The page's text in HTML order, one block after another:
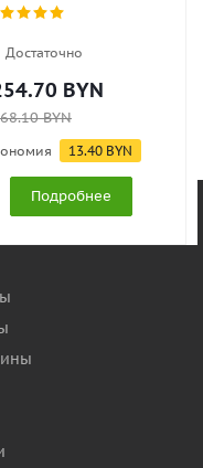
Достаточно
BYN
BYN
13.40 BYN
Подробнее